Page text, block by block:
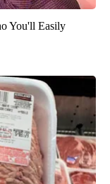
You'll Easily